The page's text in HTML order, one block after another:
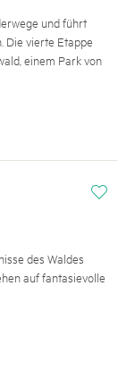
und führt
Die vierte Etappe
einem Park von
i
des Waldes
auf fantasievolle